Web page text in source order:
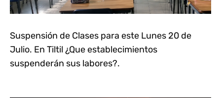
Suspensión de Clases para este Lunes 20 de
Julio. En Tiltil ¿Que establecimientos
suspenderán sus labores?.